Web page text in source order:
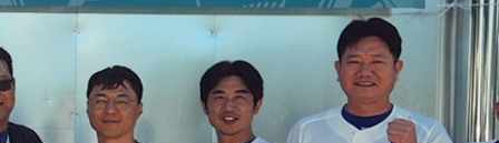
연락처
선수등록&수정